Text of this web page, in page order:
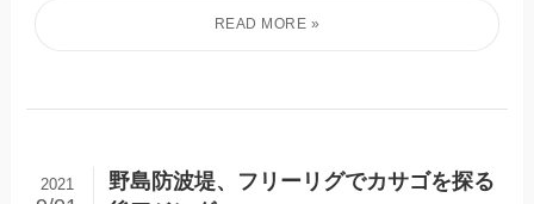
野島防波堤、フリーリグでカサゴを探る
2021